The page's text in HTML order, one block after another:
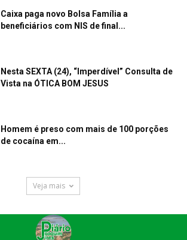
Caixa paga novo Bolsa Família a
beneficiários com NIS de final...
Nesta SEXTA (24), “Imperdível” Consulta de
Vista na ÓTICA BOM JESUS
Homem é preso com mais de 100 porções
de cocaína em...
Veja mais